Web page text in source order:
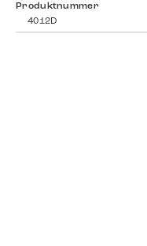
Produktnummer
4012D